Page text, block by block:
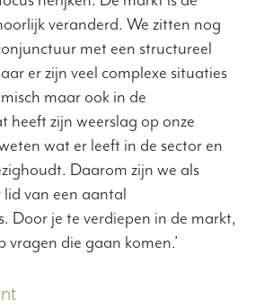
veranderd. We zitten nog
met een structureel
er zijn veel complexe situaties
maar ook in de
heeft zijn weerslag op onze
wat er leeft in de sector en
Daarom zijn we als
van een aantal
Door je te verdiepen in de markt,
vragen die gaan komen.’